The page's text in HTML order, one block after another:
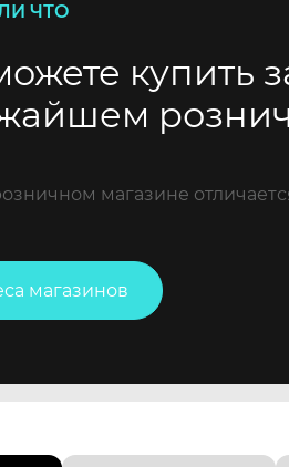
ЧТО
купить
магазине
магазинов